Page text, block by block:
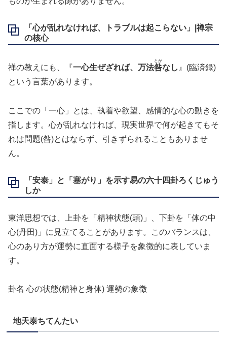
「心が乱れなければ、トラブルは起こらない」|禅宗
の核心
禅の教えにも、『一心生ぜざれば、万法咎
とが
なし 』(臨済録)
という言葉があります。
ここでの「一心」とは、執着や欲望、感情的な心の動きを
指します。心が乱れなければ、現実世界で何が起きてもそ
れは問題(咎)とはならず、引きずられることもありませ
ん。
「安泰」と「塞がり」を示す易の六十四卦ろくじゅう
しか
東洋思想では、上卦を「精神状態(頭)」、下卦を「体の中
心(丹田)」に見立てることがあります。このバランスは、
心のあり方が運勢に直面する様子を象徴的に表していま
す。
卦名 心の状態(精神と身体) 運勢の象徴
地天泰ちてんたい